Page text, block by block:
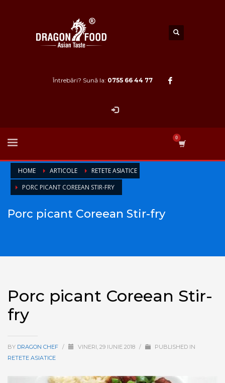
Întrebări? Sună la: 0755 66 44 77
HOME ARTICOLE
RETETE ASIATICE
PORC PICANT COREEAN STIR-FRY
Porc picant Coreean Stir-fry
Porc picant Coreean Stir-
fry
BY DRAGON CHEF / VINERI, 29 IUNIE 2018 /
PUBLISHED IN
RETETE ASIATICE